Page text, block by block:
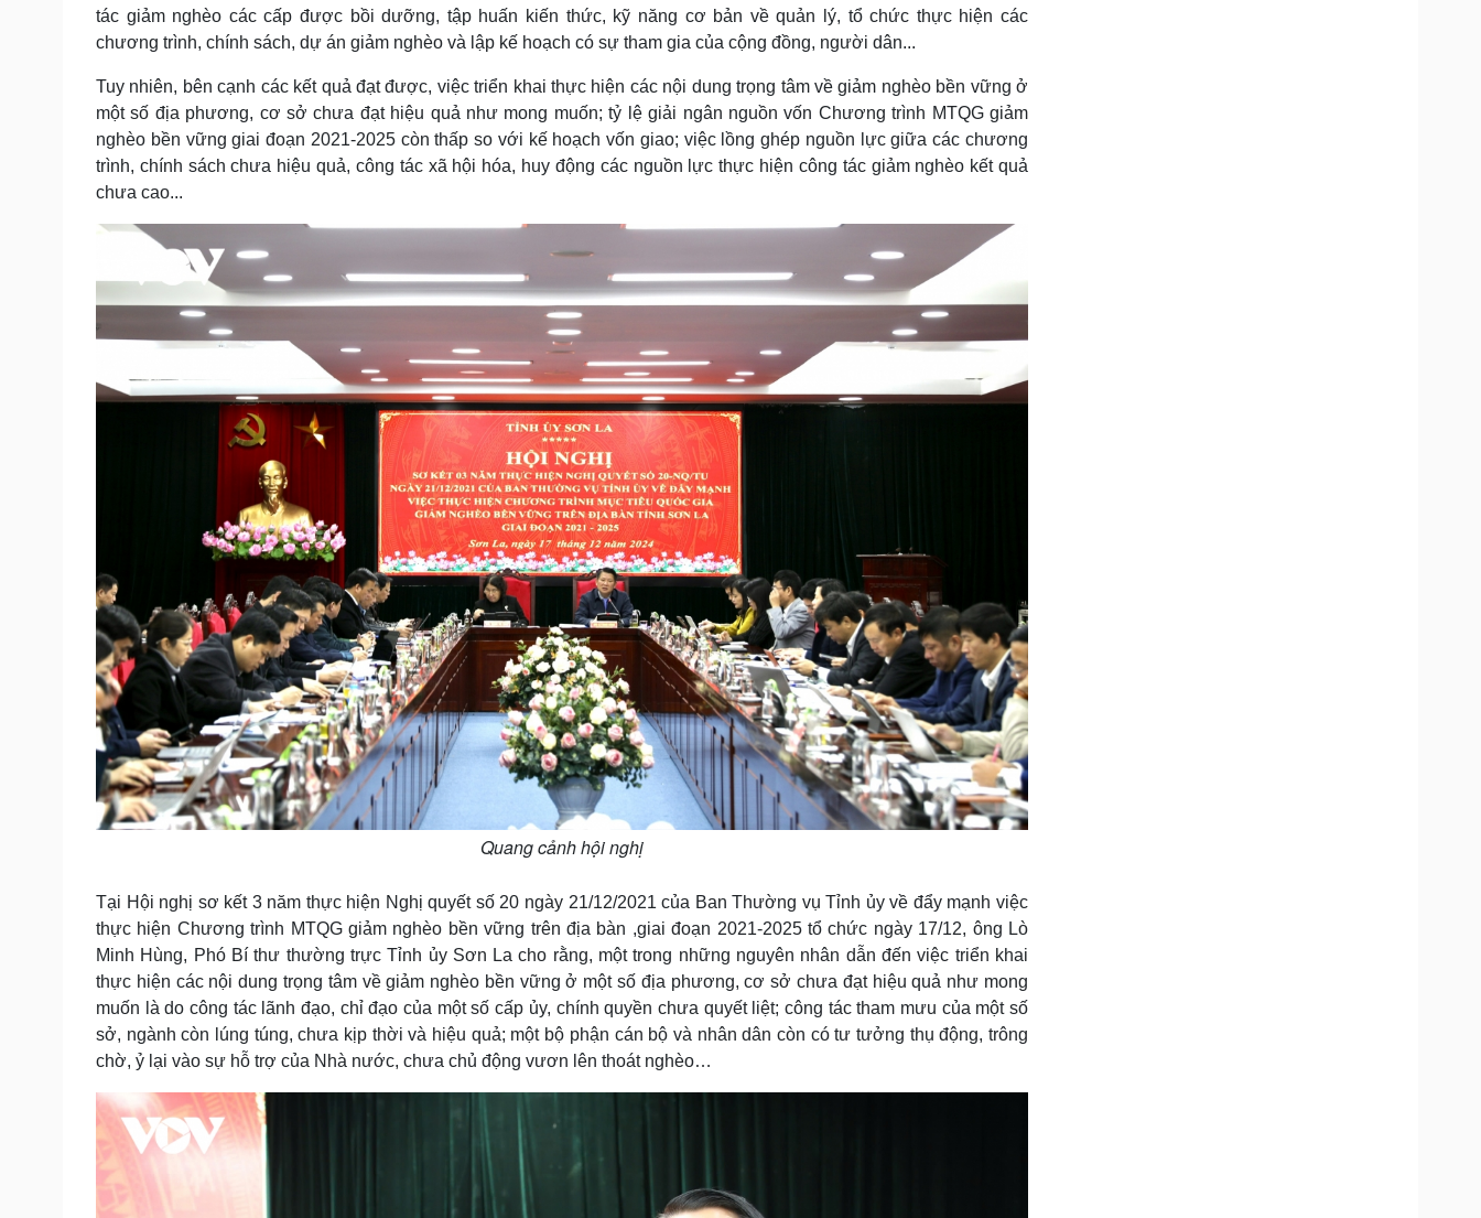
tác giảm nghèo các cấp được bồi dưỡng, tập huấn kiến thức, kỹ năng cơ bản về quản lý, tổ chức thực hiện các
chương trình, chính sách, dự án giảm nghèo và lập kế hoạch có sự tham gia của cộng đồng, người dân...
Tuy nhiên, bên cạnh các kết quả đạt được, việc triển khai thực hiện các nội dung trọng tâm về giảm nghèo bền vững ở
một số địa phương, cơ sở chưa đạt hiệu quả như mong muốn; tỷ lệ giải ngân nguồn vốn Chương trình MTQG giảm
nghèo bền vững giai đoạn 2021-2025 còn thấp so với kế hoạch vốn giao; việc lồng ghép nguồn lực giữa các chương
trình, chính sách chưa hiệu quả, công tác xã hội hóa, huy động các nguồn lực thực hiện công tác giảm nghèo kết quả
chưa cao...
Quang cảnh hội nghị
Tại Hội nghị sơ kết 3 năm thực hiện Nghị quyết số 20 ngày 21/12/2021 của Ban Thường vụ Tỉnh ủy về đẩy mạnh việc
thực hiện Chương trình MTQG giảm nghèo bền vững trên địa bàn ,giai đoạn 2021-2025 tổ chức ngày 17/12, ông Lò
Minh Hùng, Phó Bí thư thường trực Tỉnh ủy Sơn La cho rằng, một trong những nguyên nhân dẫn đến việc triển khai
thực hiện các nội dung trọng tâm về giảm nghèo bền vững ở một số địa phương, cơ sở chưa đạt hiệu quả như mong
muốn là do công tác lãnh đạo, chỉ đạo của một số cấp ủy, chính quyền chưa quyết liệt; công tác tham mưu của một số
sở, ngành còn lúng túng, chưa kịp thời và hiệu quả; một bộ phận cán bộ và nhân dân còn có tư tưởng thụ động, trông
chờ, ỷ lại vào sự hỗ trợ của Nhà nước, chưa chủ động vươn lên thoát nghèo…